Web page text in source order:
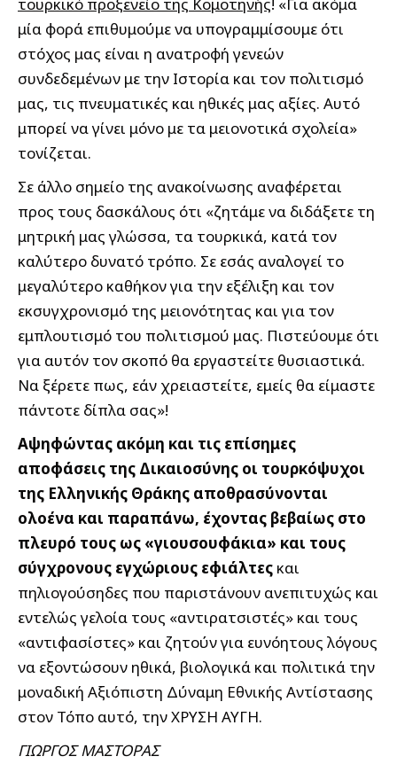
μία φορά επιθυμούμε να υπογραμμίσουμε ότι
στόχος μας είναι η ανατροφή γενεών
συνδεδεμένων με την Ιστορία και τον πολιτισμό
μας, τις πνευματικές και ηθικές μας αξίες. Αυτό
μπορεί να γίνει μόνο με τα μειονοτικά σχολεία»
τονίζεται.
Σε άλλο σημείο της ανακοίνωσης αναφέρεται
προς τους δασκάλους ότι «ζητάμε να διδάξετε τη
μητρική μας γλώσσα, τα τουρκικά, κατά τον
καλύτερο δυνατό τρόπο. Σε εσάς αναλογεί το
μεγαλύτερο καθήκον για την εξέλιξη και τον
εκσυγχρονισμό της μειονότητας και για τον
εμπλουτισμό του πολιτισμού μας. Πιστεύουμε ότι
για αυτόν τον σκοπό θα εργαστείτε θυσιαστικά.
Να ξέρετε πως, εάν χρειαστείτε, εμείς θα είμαστε
πάντοτε δίπλα σας»!
Αψηφώντας ακόμη και τις επίσημες
αποφάσεις της Δικαιοσύνης οι τουρκόψυχοι
της Ελληνικής Θράκης αποθρασύνονται
ολοένα και παραπάνω, έχοντας βεβαίως στο
πλευρό τους ως «γιουσουφάκια» και τους
σύγχρονους εγχώριους εφιάλτες και
πηλιογούσηδες που παριστάνουν ανεπιτυχώς και
εντελώς γελοία τους «αντιρατσιστές» και τους
«αντιφασίστες» και ζητούν για ευνόητους λόγους
να εξοντώσουν ηθικά, βιολογικά και πολιτικά την
μοναδική Αξιόπιστη Δύναμη Εθνικής Αντίστασης
στον Τόπο αυτό, την ΧΡΥΣΗ ΑΥΓΗ.
ΓΙΩΡΓΟΣ ΜΑΣΤΟΡΑΣ